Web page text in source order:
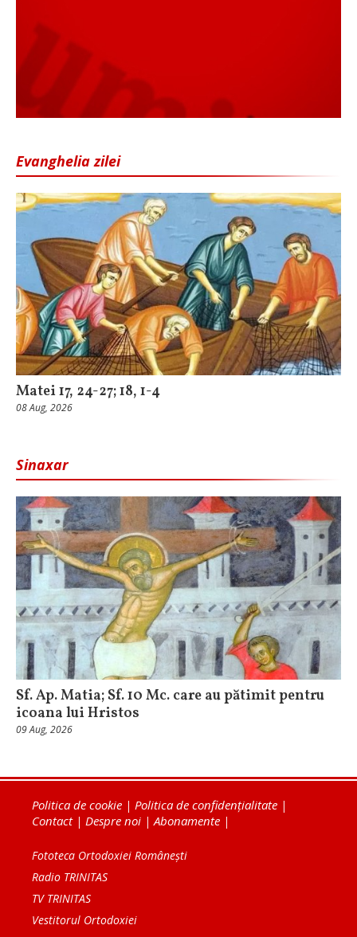
Evanghelia zilei
Matei 17, 24-27; 18, 1-4
08 Aug, 2026
Sinaxar
Sf. Ap. Matia; Sf. 10 Mc. care au pătimit pentru
icoana lui Hristos
09 Aug, 2026
Politica de cookie | Politica de confidențialitate |
Contact| Despre noi | Abonamente |
Fototeca Ortodoxiei Românești
Radio TRINITAS
TV TRINITAS
Vestitorul Ortodoxiei